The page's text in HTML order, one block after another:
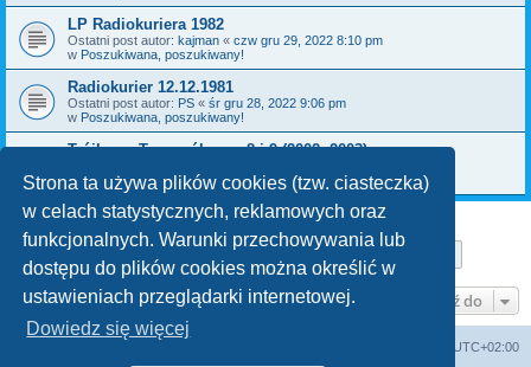
Strona ta używa plików cookies (tzw. ciasteczka)
w celach statystycznych, reklamowych oraz
funkcjonalnych. Warunki przechowywania lub
dostępu do plików cookies można określić w
ustawieniach przeglądarki internetowej.
Dowiedz się więcej
LP Radiokuriera 1982
Ostatni post autor: kajman « czw gru 29, 2022 8:10 pm
w Poszukiwana, poszukiwany!
Radiokurier 12.12.1981
Ostatni post autor: PS « śr gru 28, 2022 9:06 pm
w Poszukiwana, poszukiwany!
Trójkowy Top ogólny nr 8 i 9 (2002, 2003)
w Poszukiwana, poszukiwany!
Znaleziono 709 wyników Strona 1z 29
3
Przejdź do
UTC+02:00